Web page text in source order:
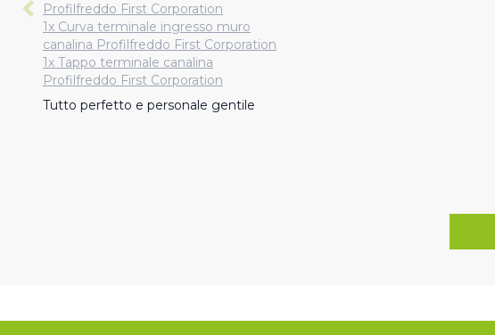
Profilfreddo First Corporation
1x Curva terminale ingresso muro
canalina Profilfreddo First Corporation
1x Tappo terminale canalina
Profilfreddo First Corporation
Tutto perfetto e personale gentile